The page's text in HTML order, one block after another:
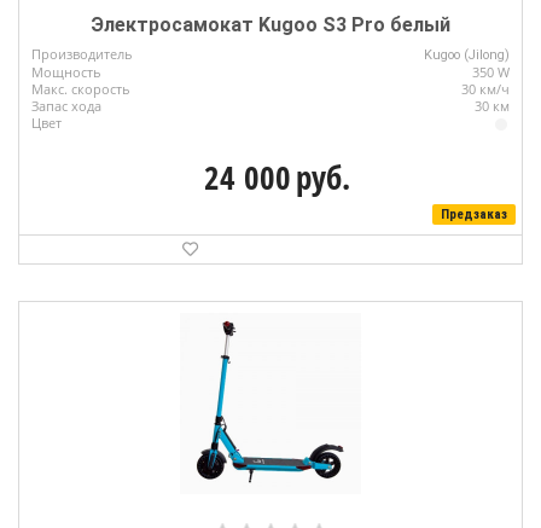
Электросамокат Kugoo S3 Pro белый
Производитель Kugoo (Jilong)
Мощность
350 W
Макс. скорость
30 км/ч
Запас хода
30 км
Цвет
24 000руб.
Предзаказ